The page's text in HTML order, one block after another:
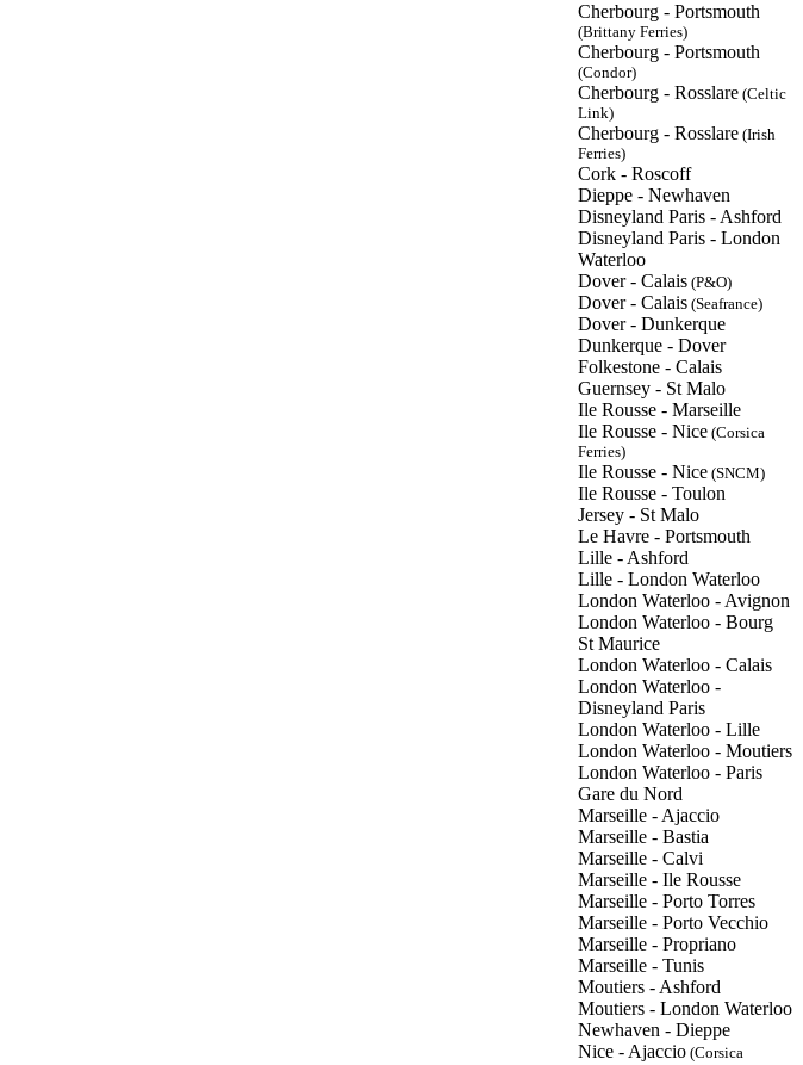
Cherbourg - Portsmouth
(Brittany Ferries)
Cherbourg - Portsmouth
(Condor)
Cherbourg - Rosslare (Celtic
Link)
Cherbourg - Rosslare (Irish
Ferries)
Cork - Roscoff
Dieppe - Newhaven
Disneyland Paris - Ashford
Disneyland Paris - London
Waterloo
Dover - Calais (P&O)
Dover - Calais (Seafrance)
Dover - Dunkerque
Dunkerque - Dover
Folkestone - Calais
Guernsey - St Malo
Ile Rousse - Marseille
Ile Rousse - Nice (Corsica
Ferries)
Ile Rousse - Nice (SNCM)
Ile Rousse - Toulon
Jersey - St Malo
Le Havre - Portsmouth
Lille - Ashford
Lille - London Waterloo
London Waterloo - Avignon
London Waterloo - Bourg
St Maurice
London Waterloo - Calais
London Waterloo -
Disneyland Paris
London Waterloo - Lille
London Waterloo - Moutiers
London Waterloo - Paris
Gare du Nord
Marseille - Ajaccio
Marseille - Bastia
Marseille - Calvi
Marseille - Ile Rousse
Marseille - Porto Torres
Marseille - Porto Vecchio
Marseille - Propriano
Marseille - Tunis
Moutiers - Ashford
Moutiers - London Waterloo
Newhaven - Dieppe
Nice - Ajaccio (Corsica